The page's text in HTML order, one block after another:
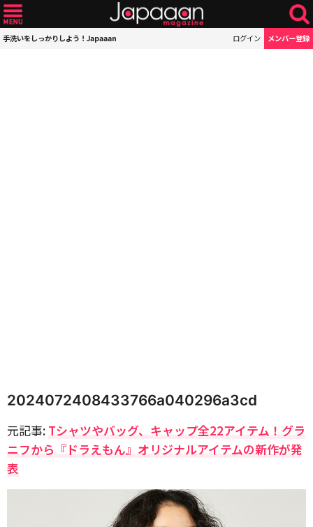
手洗いをしっかりしよう！Japaaan ログイン メンバー登録
2024072408433766a040296a3cd
元記事: Tシャツやバッグ、キャップ全22アイテム！グラ
ニフから『ドラえもん』オリジナルアイテムの新作が発
表